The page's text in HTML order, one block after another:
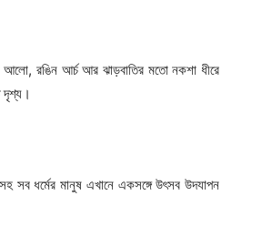
আলো, রঙিন আর্চ আর ঝাড়বাতির মতো নকশা ধীরে
দৃশ্য।
সব ধর্মের মানুষ এখানে একসঙ্গে উৎসব উদযাপন